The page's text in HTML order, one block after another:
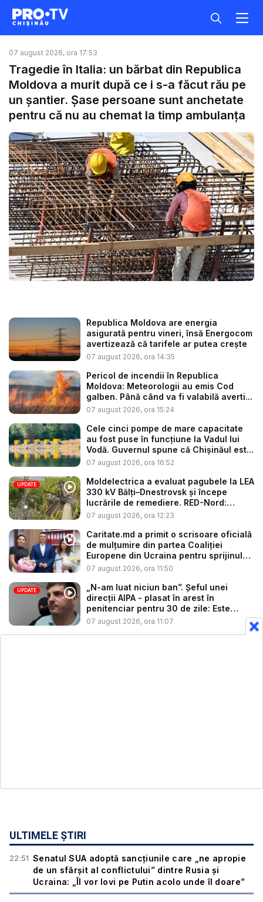
07 august 2026, ora 17:53
Tragedie în Italia: un bărbat din Republica
Moldova a murit după ce i s-a făcut rău pe
un șantier. Șase persoane sunt anchetate
pentru că nu au chemat la timp ambulanța
Republica Moldova are energia
asigurată pentru vineri, însă Energocom
avertizează că tarifele ar putea crește
07 august 2026, ora 14:35
Pericol de incendii în Republica
Moldova: Meteorologii au emis Cod
galben. Până când va fi valabilă averti...
07 august 2026, ora 15:24
Cele cinci pompe de mare capacitate
au fost puse în funcțiune la Vadul lui
Vodă. Guvernul spune că Chișinăul est...
07 august 2026, ora 16:52
UPDATE
Moldelectrica a evaluat pagubele la LEA
330 kV Bălți–Dnestrovsk și începe
lucrările de remediere. RED-Nord:
Cons...
07 august 2026, ora 12:23
Caritate.md a primit o scrisoare oficială
de mulțumire din partea Coaliției
Europene din Ucraina pentru sprijinul
a...
07 august 2026, ora 11:50
UPDATE
„N-am luat niciun ban”. Șeful unei
direcții AIPA - plasat în arest în
penitenciar pentru 30 de zile: Este
cerc...
07 august 2026, ora 11:07
ULTIMELE ȘTIRI
22:51 Senatul SUA adoptă sancțiunile care „ne apropie
de un sfârșit al conflictului” dintre Rusia și
Ucraina: „Îl vor lovi pe Putin acolo unde îl doare”